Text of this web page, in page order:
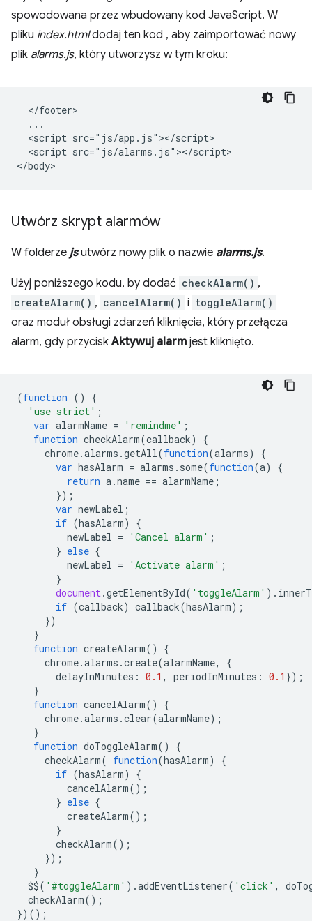
spowodowana przez wbudowany kod JavaScript. W
pliku index.htmldodaj ten kod , aby zaimportować nowy
plik alarms.js, który utworzysz w tym kroku:
  </footer>
  ...
  <script src="js/app.js"></script>
  <script src="js/alarms.js"></script>
Utwórz skrypt alarmów
W folderze jsutwórz nowy plik o nazwie alarms.js.
Użyj poniższego kodu, by dodać checkAlarm() ,
createAlarm() , cancelAlarm() i toggleAlarm()
oraz moduł obsługi zdarzeń kliknięcia, który przełącza
alarm, gdy przyciskAktywuj alarm jest kliknięto.
(function ()
{
'use strict' ;
var alarmName = 'remindme' ;
function checkAlarm(callback)
{
chrome.alarms .getAll(function(alarms)
{
var hasAlarm = alarms . some(function(a)
{
return a.name == alarmName ;
});
var newLabel ;
if (hasAlarm)
{
newLabel = 'Cancel alarm' ;
} else {
newLabel = 'Activate alarm' ;
}
document.getElementById( 'toggleAlarm' ).
if (callback) callback(hasAlarm);
})
}
function createAlarm()
{
chrome.alarms .create(alarmName,
{
delayInMinutes : 0.1 , periodInMinutes : 0.1 });
}
function cancelAlarm()
{
chrome.alarms .clear(alarmName);
}
function doToggleAlarm()
{
checkAlarm( function(hasAlarm)
{
if (hasAlarm)
{
cancelAlarm();
} else {
createAlarm();
}
checkAlarm();
});
}
$$( '#toggleAlarm' ).addEventListener( 'click' ,
checkAlarm();
})();